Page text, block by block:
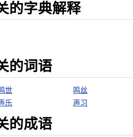
的字典解释
的词语
世
鸣丝
乐 声习
的成语